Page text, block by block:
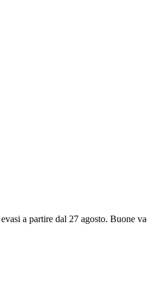
a partire dal 27 agosto. Buone